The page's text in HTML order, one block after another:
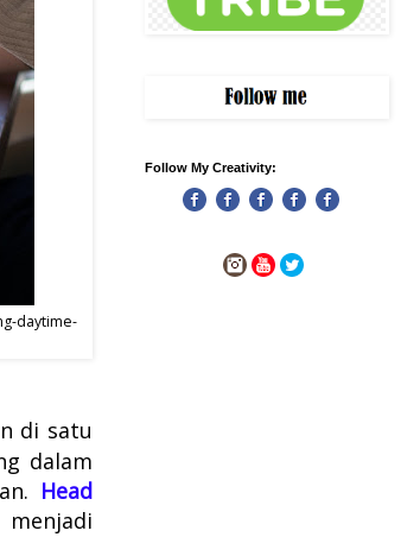
daytime-
di satu
dalam
Head
Follow My Creativity: